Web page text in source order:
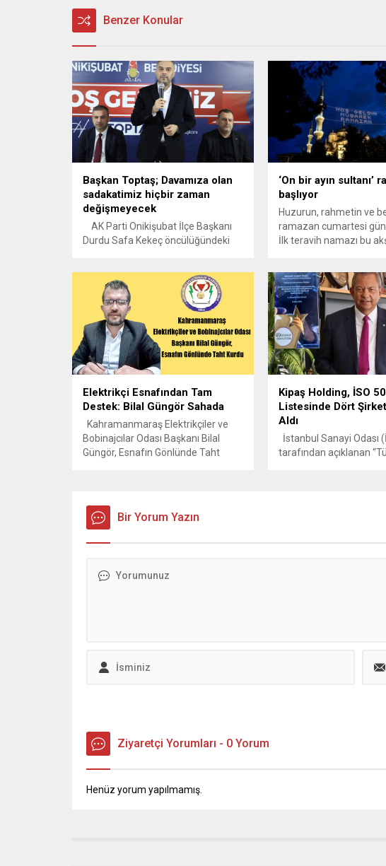
Benzer Konular
Başkan Toptaş; Davamıza olan
sadakatimiz hiçbir zaman
değişmeyecek
AK Parti Onikişubat İlçe Başkanı
Durdu Safa Kekeç öncülüğündeki
Onikişubat Belediye Başkanı Hanifi
Toptaş, “Dün bir yerdeydik, bugün
başka bir yerdeyiz, yarın nerede
olacağımızı bilmiyoruz ama değişim
her zaman olacak. Bir şey hiçbir
zaman değişmeyecek. Bizim bu...
‘On bir ayın sultanı’
başlıyor
Huzurun, rahmetin ve
ramazan cumartesi
İlk teravih namazı bu
kalkılacak
Elektrikçi Esnafından Tam
Destek: Bilal Güngör Sahada
Kahramanmaraş Elektrikçiler ve
Bobinajcılar Odası Başkanı Bilal
Güngör, Esnafın Gönlünde Taht
beyefendi kişiliğiyle esnafın tam
desteğini alıyor. Kahramanmaraş
ardından gösterdiği azim,
Kipaş Holding, İSO
Listesinde Dört
Aldı
İstanbul Sanayi Odası
tarafından açıklanan
Bir Yorum Yazın
Ziyaretçi Yorumları - 0 Yorum
Henüz yorum yapılmamış.